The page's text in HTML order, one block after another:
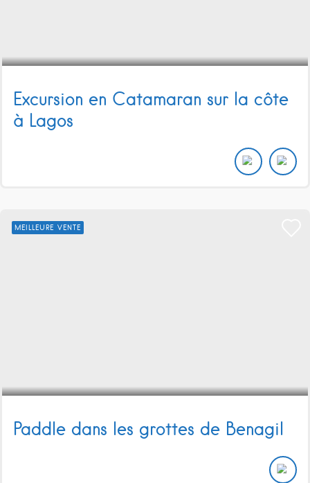
Excursion en Catamaran sur la côte
à Lagos
MEILLEURE VENTE
Paddle dans les grottes de Benagil